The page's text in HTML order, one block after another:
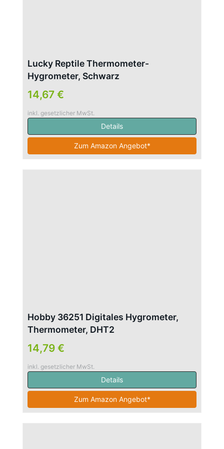
Lucky Reptile Thermometer-
Hygrometer, Schwarz
14,67 €
inkl. gesetzlicher MwSt.
Details
Zum Amazon Angebot*
Hobby 36251 Digitales Hygrometer,
Thermometer, DHT2
14,79 €
inkl. gesetzlicher MwSt.
Details
Zum Amazon Angebot*